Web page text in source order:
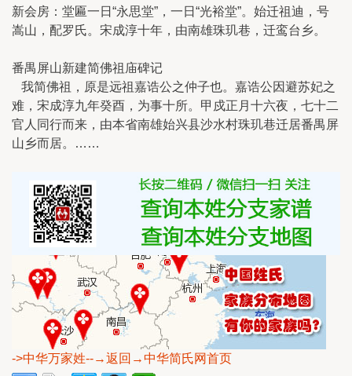
新会房：堂匾一日“永思堂”，一日“光裕堂”。始迁祖迪，号
嵩山，配罗氏。宋成淳十年，由南雄珠玑巷，迁鸾台乡。
番禺屏山新建简佛祖庙碑记
我简佛祖，原是远祖嘉诰公之仲子也。嘉诰公因避苏妃之
难，宋成淳九年癸酉，为事十所。甲戍正月十六夜，七十二
官人同行而来，由本省南雄始兴县沙水村珠玑巷迁居番禺屏
山乡而居。……
->中华万家姓--→返回→中华简氏网首页